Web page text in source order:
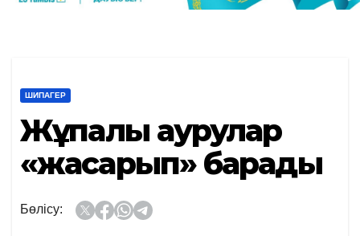
ШИПАГЕР
Жұқпалы аурулар
«жасарып» барады
Бөлісу: